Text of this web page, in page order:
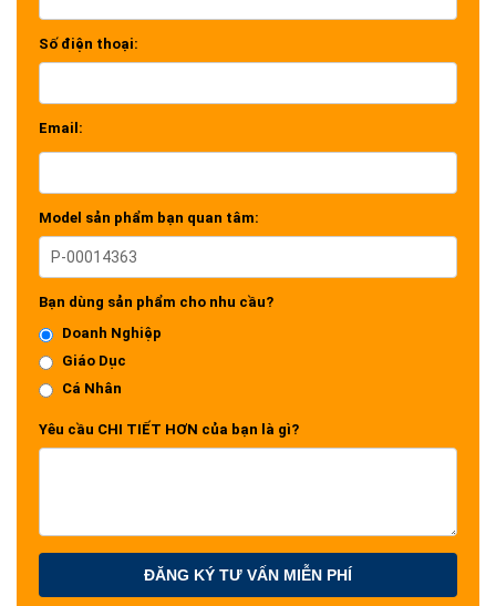
Số điện thoại:
Email:
Model sản phẩm bạn quan tâm:
Bạn dùng sản phẩm cho nhu cầu?
Doanh Nghiệp
Giáo Dục
Cá Nhân
Yêu cầu CHI TIẾT HƠN của bạn là gì?
ĐĂNG KÝ TƯ VẤN MIỄN PHÍ